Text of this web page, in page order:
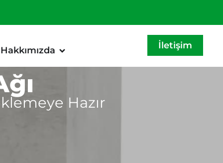
Hakkımızda İletişim
Hazır